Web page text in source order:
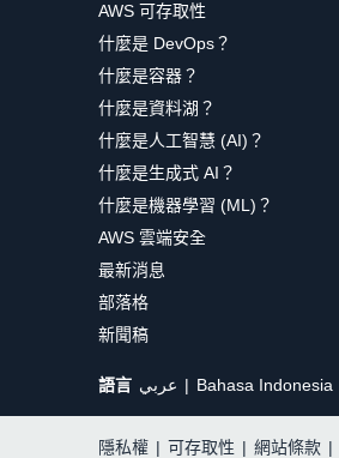
AWS 可存取性
什麼是 DevOps？
什麼是容器？
什麼是資料湖？
什麼是人工智慧 (AI)？
什麼是生成式 AI？
什麼是機器學習 (ML)？
AWS 雲端安全
最新消息
部落格
新聞稿
語言 عربي Bahasa Indonesia
隱私權 | 可存取性 | 網站條款 |